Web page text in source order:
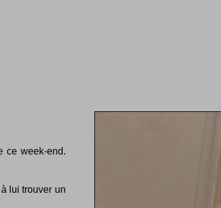
ce week-end.
lui trouver un